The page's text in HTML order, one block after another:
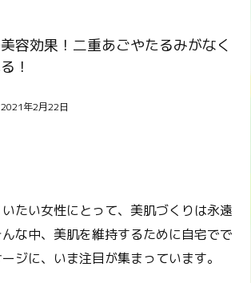
容効果！二重あごやたるみがなく
！
2021年2月22日
たい女性にとって、美肌づくりは永遠
な中、美肌を維持するために自宅でで
ジに、いま注目が集まっています。